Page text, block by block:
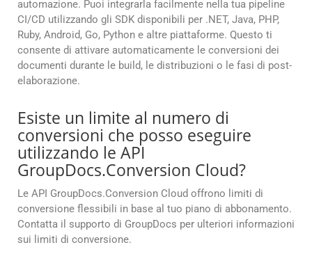
automazione. Puoi integrarla facilmente nella tua pipeline
CI/CD utilizzando gli SDK disponibili per .NET, Java, PHP,
Ruby, Android, Go, Python e altre piattaforme. Questo ti
consente di attivare automaticamente le conversioni dei
documenti durante le build, le distribuzioni o le fasi di post-
elaborazione.
Esiste un limite al numero di
conversioni che posso eseguire
utilizzando le API
GroupDocs.Conversion Cloud?
Le API GroupDocs.Conversion Cloud offrono limiti di
conversione flessibili in base al tuo piano di abbonamento.
Contatta il supporto di GroupDocs per ulteriori informazioni
sui limiti di conversione.